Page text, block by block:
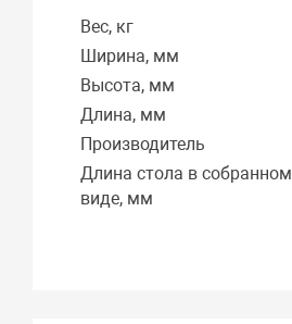
Вес, кг
Ширина, мм
Высота, мм
Длина, мм
Производитель
Длина стола в собранном
виде, мм